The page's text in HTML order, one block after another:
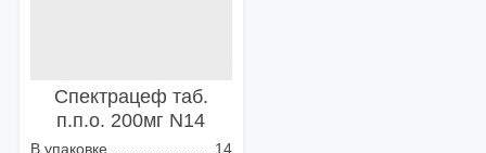
Спектрацеф таб.
п.п.о. 200мг N14
В упаковке
14